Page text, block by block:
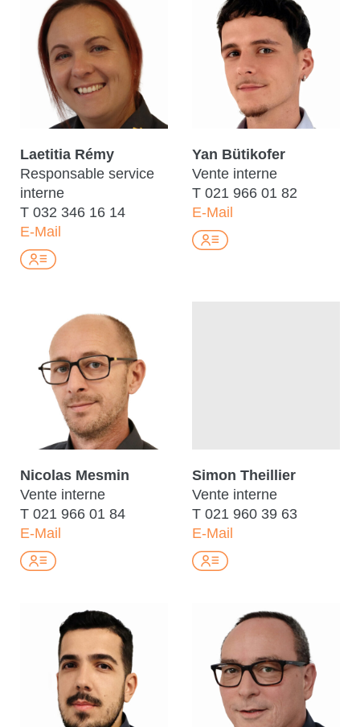
Laetitia Rémy
Responsable service
interne
T 032 346 16 14
E-Mail
Yan Bütikofer
Vente interne
T 021 966 01 82
E-Mail
Nicolas Mesmin
Vente interne
T 021 966 01 84
E-Mail
Simon Theillier
Vente interne
T 021 960 39 63
E-Mail